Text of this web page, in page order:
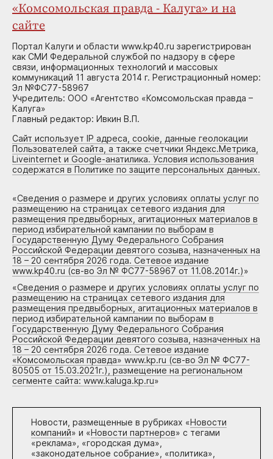
«Комсомольская правда - Калуга» и на
сайте
Портал Калуги и области www.kp40.ru зарегистрирован
как СМИ Федеральной службой по надзору в сфере
связи, информационных технологий и массовых
коммуникаций 11 августа 2014 г. Регистрационный номер:
Эл №ФС77-58967
Учредитель: ООО «Агентство «Комсомольская правда –
Калуга»
Главный редактор: Ивкин В.П.
Сайт использует IP адреса, cookie, данные геолокации
Пользователей сайта, а также счетчики Яндекс.Метрика,
Liveinternet и Google-анатилика. Условия использования
содержатся в Политике по защите персональных данных.
«Сведения о размере и других условиях оплаты услуг по
размещению на страницах сетевого издания для
размещения предвыборных, агитационных материалов в
период избирательной кампании по выборам в
Государственную Думу Федерального Собрания
Российской Федерации девятого созыва, назначенных на
18 – 20 сентября 2026 года. Сетевое издание
www.kp40.ru (св-во Эл № ФС77-58967 от 11.08.2014г.)»
«Сведения о размере и других условиях оплаты услуг по
размещению на страницах сетевого издания для
размещения предвыборных, агитационных материалов в
период избирательной кампании по выборам в
Государственную Думу Федерального Собрания
Российской Федерации девятого созыва, назначенных на
18 – 20 сентября 2026 года. Сетевое издание
«Комсомольская правда» www.kp.ru (св-во Эл № ФС77-
80505 от 15.03.2021г.), размещение на региональном
сегменте сайта: www.kaluga.kp.ru»
Новости, размещенные в рубриках «Новости
компаний» и «Новости партнеров» с тегами
«реклама», «городская дума»,
«законодательное собрание», «политика»,